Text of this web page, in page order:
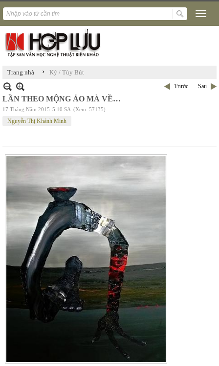
Trang nhà › Ký / Tùy Bút
Trước Sau
LẦN THEO MỘNG ẢO MÀ VỀ…
17 Tháng Năm 2015 5:10 SA (Xem: 57135)
Nguyễn Thị Khánh Minh